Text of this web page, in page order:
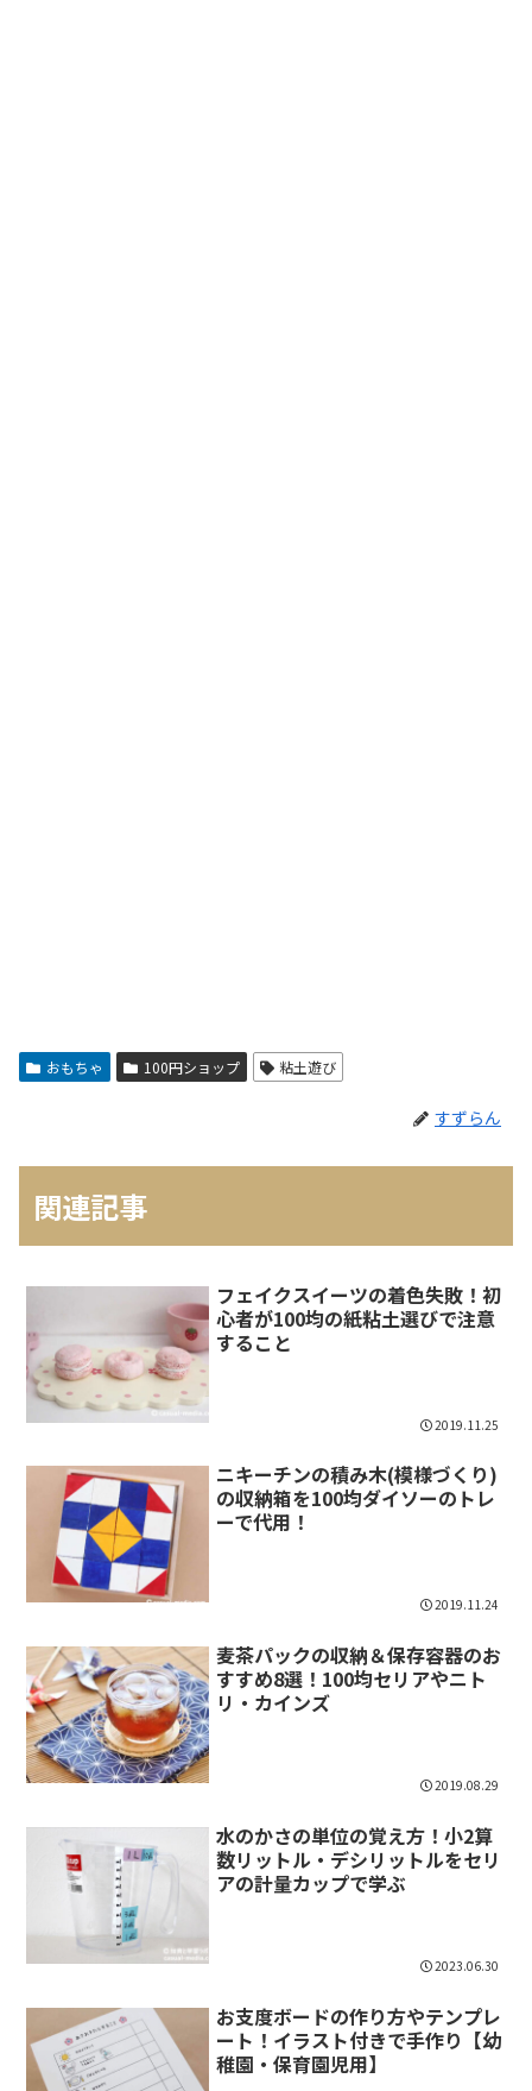
おもちゃ 100円ショップ 粘土遊び
すずらん
関連記事
フェイクスイーツの着色失敗！初
心者が100均の紙粘土選びで注意
すること
2019.11.25
ニキーチンの積み木(模様づくり)
の収納箱を100均ダイソーのトレ
ーで代用！
2019.11.24
麦茶パックの収納＆保存容器のお
すすめ8選！100均セリアやニト
リ・カインズ
2019.08.29
水のかさの単位の覚え方！小2算
数リットル・デシリットルをセリ
アの計量カップで学ぶ
2023.06.30
お支度ボードの作り方やテンプレ
ート！イラスト付きで手作り【幼
稚園・保育園児用】